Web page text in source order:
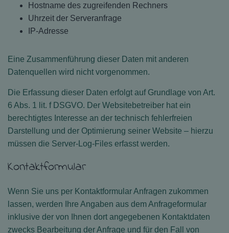
Hostname des zugreifenden Rechners
Uhrzeit der Serveranfrage
IP-Adresse
Eine Zusammenführung dieser Daten mit anderen
Datenquellen wird nicht vorgenommen.
Die Erfassung dieser Daten erfolgt auf Grundlage von Art.
6 Abs. 1 lit. f DSGVO. Der Websitebetreiber hat ein
berechtigtes Interesse an der technisch fehlerfreien
Darstellung und der Optimierung seiner Website – hierzu
müssen die Server-Log-Files erfasst werden.
Kontaktformular
Wenn Sie uns per Kontaktformular Anfragen zukommen
lassen, werden Ihre Angaben aus dem Anfrageformular
inklusive der von Ihnen dort angegebenen Kontaktdaten
zwecks Bearbeitung der Anfrage und für den Fall von